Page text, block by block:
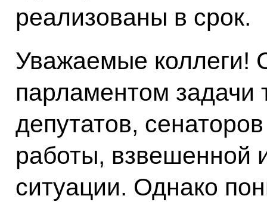
реализованы в срок.
Уважаемые коллеги!
парламентом задачи
депутатов,
работы, взвешенной
ситуации. Однако